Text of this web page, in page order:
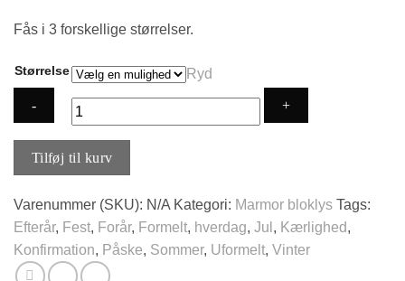
Fås i 3 forskellige størrelser.
Størrelse Ryd
antal
Tilføj til kurv
Varenummer (SKU): N/A Kategori: Marmor bloklys Tags:
Efterår, Fest, Forår, Formelt, hverdag, Jul , Kærlighed,
Konfirmation, Påske, Sommer, Uformelt, Vinter